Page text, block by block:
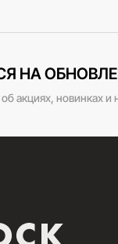
НА
акциях, новинках и